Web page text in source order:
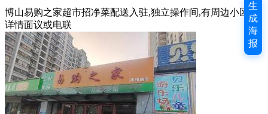
博山易购之家超市招净菜配送入驻,独立操作间,有周边小区群,
详情面议或电联
生
成
海
报